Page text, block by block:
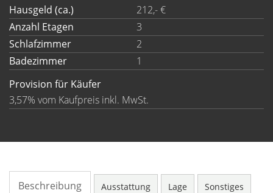
Hausgeld (ca.)
212,- €
Anzahl Etagen
3
Schlafzimmer
2
Badezimmer
1
Provision für Käufer
3,57% vom Kaufpreis inkl. MwSt.
Beschreibung Ausstattung Lage Sonstiges